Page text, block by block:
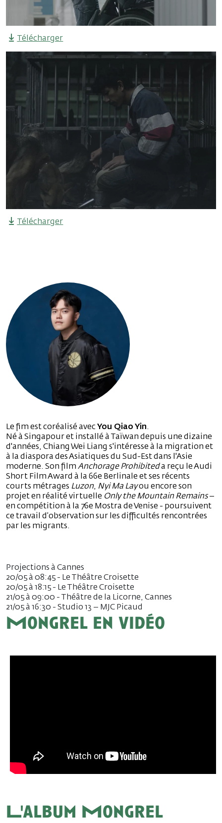
Télécharger
Télécharger
Le fim est coréalisé avecYou Qiao Yin.
Né à Singapour et installé à Taïwan depuis une dizaine
d'années, Chiang Wei Liang s'intéresse à la migration et
à la diaspora des Asiatiques du Sud-Est dans l'Asie
moderne. Son film Anchorage Prohibiteda reçu le Audi
Short Film Award à la 66e Berlinale et ses récents
courts métrages Luzon, Nyi Ma Layou encore son
projet en réalité virtuelle Only the Mountain Remains–
en compétition à la 76e Mostra de Venise - poursuivent
ce travail d’observation sur les difficultés rencontrées
par les migrants.
Projections à Cannes
20/05 à 08:45 - Le Théâtre Croisette
20/05 à 18:15 - Le Théâtre Croisette
21/05 à 09:00 - Théâtre de la Licorne, Cannes
21/05 à 16:30 - Studio 13 – MJC Picaud
Mongrel en vidéo
L'album Mongrel